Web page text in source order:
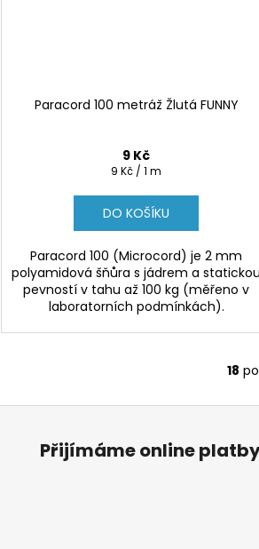
Paracord 100 metráž Žlutá FUNNY
9 Kč
Měrná
9 Kč / 1 m
DO KOŠÍKU
Paracord 100 (Microcord) je 2 mm
polyamidová šňůra s jádrem a statickou
pevností v tahu až 100 kg (měřeno v
laboratorních podmínkách).
18
Přijímáme online